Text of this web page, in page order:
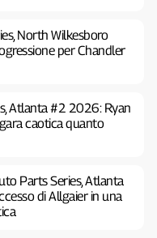
North Wilkesboro
per Chandler
Atlanta #2 2026: Ryan
caotica quanto
Parts Series, Atlanta
di Allgaier in una